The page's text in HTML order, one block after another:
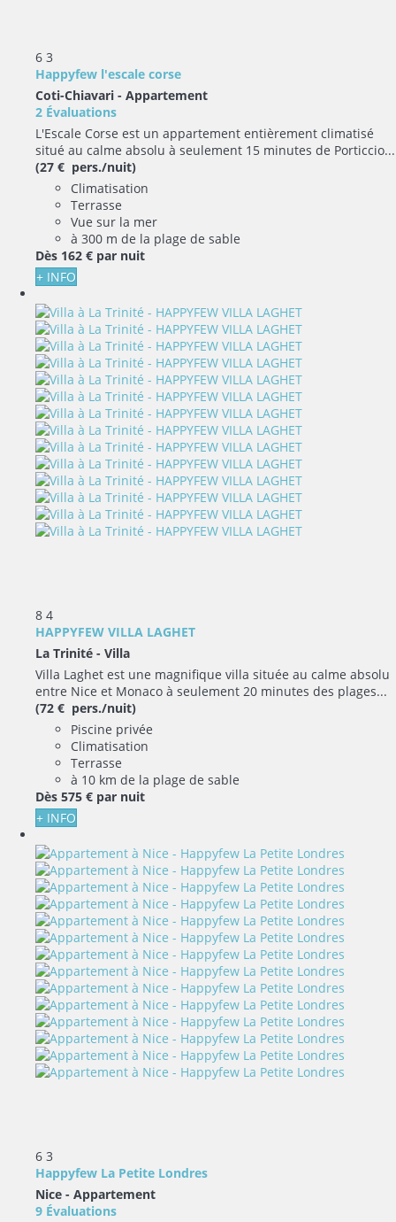
6 3
Happyfew l'escale corse
Coti-Chiavari - Appartement
2 Évaluations
L'Escale Corse est un appartement entièrement climatisé
situé au calme absolu à seulement 15 minutes de Porticcio...
(27 € pers./nuit)
Climatisation
Terrasse
Vue sur la mer
à 300 m de la plage de sable
Dès 162 € par nuit
+ INFO
8 4
HAPPYFEW VILLA LAGHET
La Trinité - Villa
Villa Laghet est une magnifique villa située au calme absolu
entre Nice et Monaco à seulement 20 minutes des plages...
(72 € pers./nuit)
Piscine privée
Climatisation
Terrasse
à 10 km de la plage de sable
Dès 575 € par nuit
+ INFO
6 3
Happyfew La Petite Londres
Nice - Appartement
9 Évaluations